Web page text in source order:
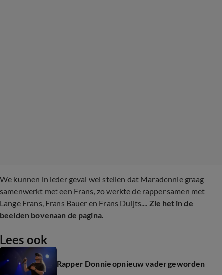
We kunnen in ieder geval wel stellen dat Maradonnie graag
samenwerkt met een Frans, zo werkte de rapper samen met
Lange Frans, Frans Bauer en Frans Duijts.... Zie het in de
beelden bovenaan de pagina.
Lees ook
Rapper Donnie opnieuw vader geworden